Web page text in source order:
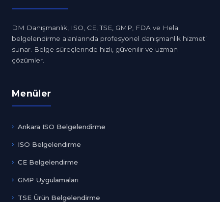
DM Danışmanlık, ISO, CE, TSE, GMP, FDA ve Helal
belgelendirme alanlarında profesyonel danışmanlık hizmeti
sunar. Belge süreçlerinde hızlı, güvenilir ve uzman
çözümler.
Menüler
Ankara ISO Belgelendirme
ISO Belgelendirme
CE Belgelendirme
GMP Uygulamaları
TSE Ürün Belgelendirme